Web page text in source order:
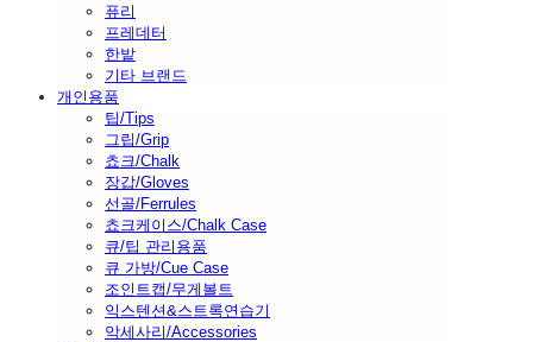
퓨리
프레데터
한밭
기타 브랜드
개인용품
팁/Tips
그립/Grip
쵸크/Chalk
장갑/Gloves
선골/Ferrules
쵸크케이스/Chalk Case
큐/팁 관리용품
큐 가방/Cue Case
조인트캡/무게볼트
익스텐션&스트록연습기
악세사리/Accessories